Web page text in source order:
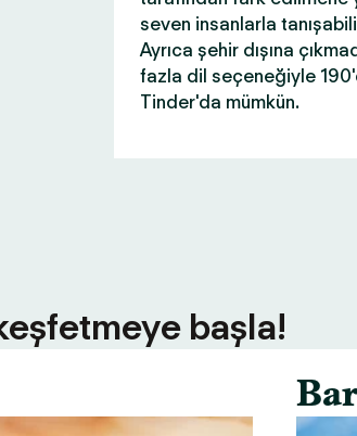
seven insanlarla
Ayrıca şehir dışına
fazla dil seçeneğiyle
Tinder'da mümkün.
başla!